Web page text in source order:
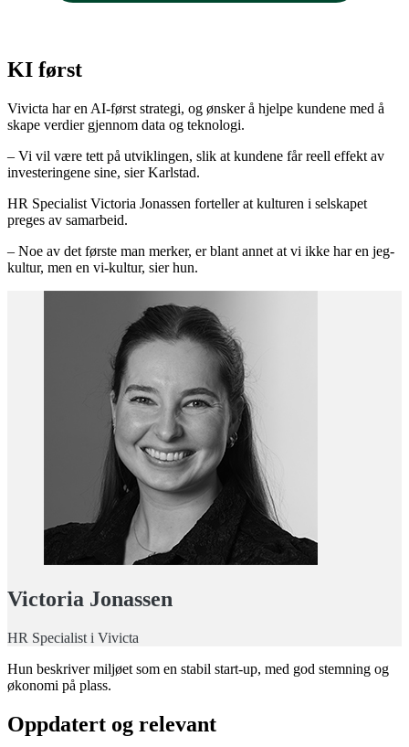
KI først
Vivicta har en AI-først strategi, og ønsker å hjelpe kundene med å
skape verdier gjennom data og teknologi.
– Vi vil være tett på utviklingen, slik at kundene får reell effekt av
investeringene sine, sier Karlstad.
HR Specialist Victoria Jonassen forteller at kulturen i selskapet
preges av samarbeid.
– Noe av det første man merker, er blant annet at vi ikke har en jeg-
kultur, men en vi-kultur, sier hun.
Victoria Jonassen
HR Specialist i Vivicta
Hun beskriver miljøet som en stabil start-up, med god stemning og
økonomi på plass.
Oppdatert og relevant